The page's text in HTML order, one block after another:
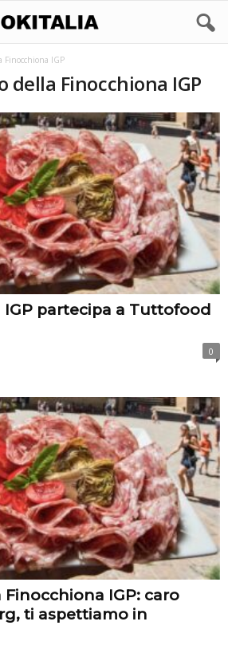
Finocchiona IGP
della Finocchiona IGP
IGP partecipa a Tuttofood
0
IGP: caro
ti aspettiamo in